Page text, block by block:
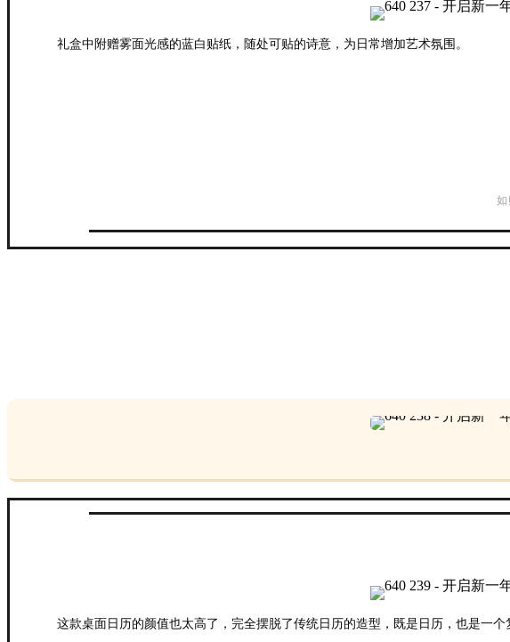
礼盒中附赠雾面光感的蓝白贴纸，随处可贴的诗意，为日常增加艺术氛围。
这款桌面日历的颜值也太高了，完全摆脱了传统日历的造型，既是日历，也是一个